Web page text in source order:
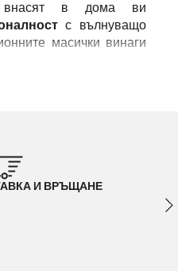
внасят в дома ви
с вълнуващо
масички винаги
ТВ
И ВРЪЩАНЕ